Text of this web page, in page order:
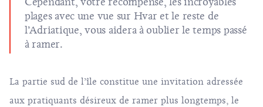
plages avec une vue sur Hvar et le reste de
l’Adriatique, vous aidera à oublier le temps passé
à ramer.
La partie sud de l’île constitue une invitation adressée
aux pratiquants désireux de ramer plus longtemps, le